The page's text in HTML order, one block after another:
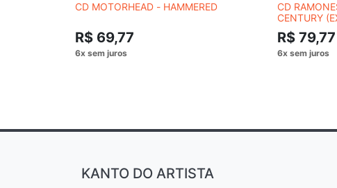
CD MOTORHEAD - HAMMERED
R$ 69,77
CD
CENTURY
REMASTER)
R$ 79,77
KANTO DO ARTISTA